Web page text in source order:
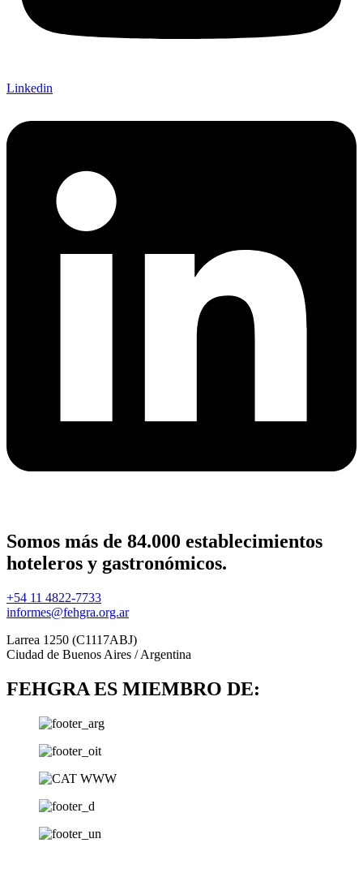
Linkedin
Somos más de 84.000 establecimientos
hoteleros y gastronómicos.
+54 11 4822-7733
informes@fehgra.org.ar
Larrea 1250 (C1117ABJ)
Ciudad de Buenos Aires / Argentina
FEHGRA ES MIEMBRO DE: